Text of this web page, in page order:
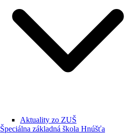
Aktuality zo ZUŠ
Špeciálna základná škola Hnúšťa